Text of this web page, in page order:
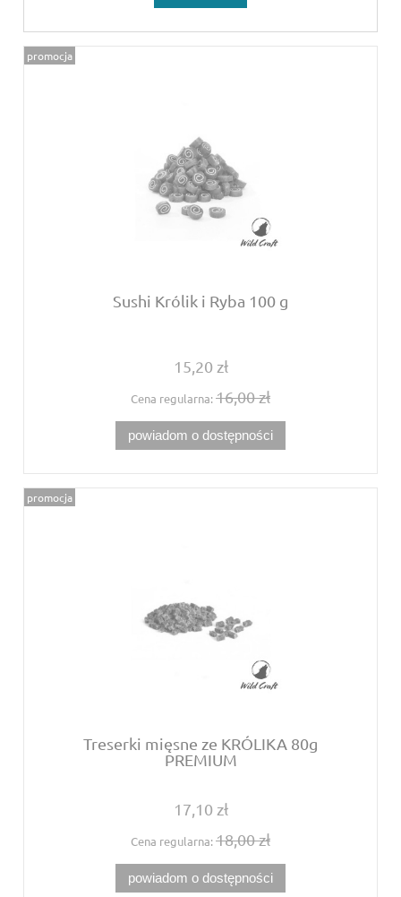
Sushi Królik i Ryba 100 g
15,20 zł
Cena regularna:16,00 zł
powiadom o dostępności
promocja
Treserki mięsne ze KRÓLIKA 80g
PREMIUM
17,10 zł
Cena regularna:18,00 zł
powiadom o dostępności
promocja